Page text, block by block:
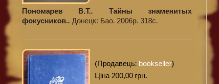
Пономарев В.Т.. Тайны знаменитых
фокусников.. Донецк: Бао. 2006р. 318с.
(Продавець: bookseller)
Ціна 200,00 грн.